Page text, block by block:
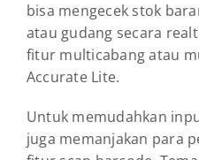
bisa mengecek stok
atau gudang secara
fitur multicabang atau
Accurate Lite.
Untuk memudahkan
juga memanjakan para